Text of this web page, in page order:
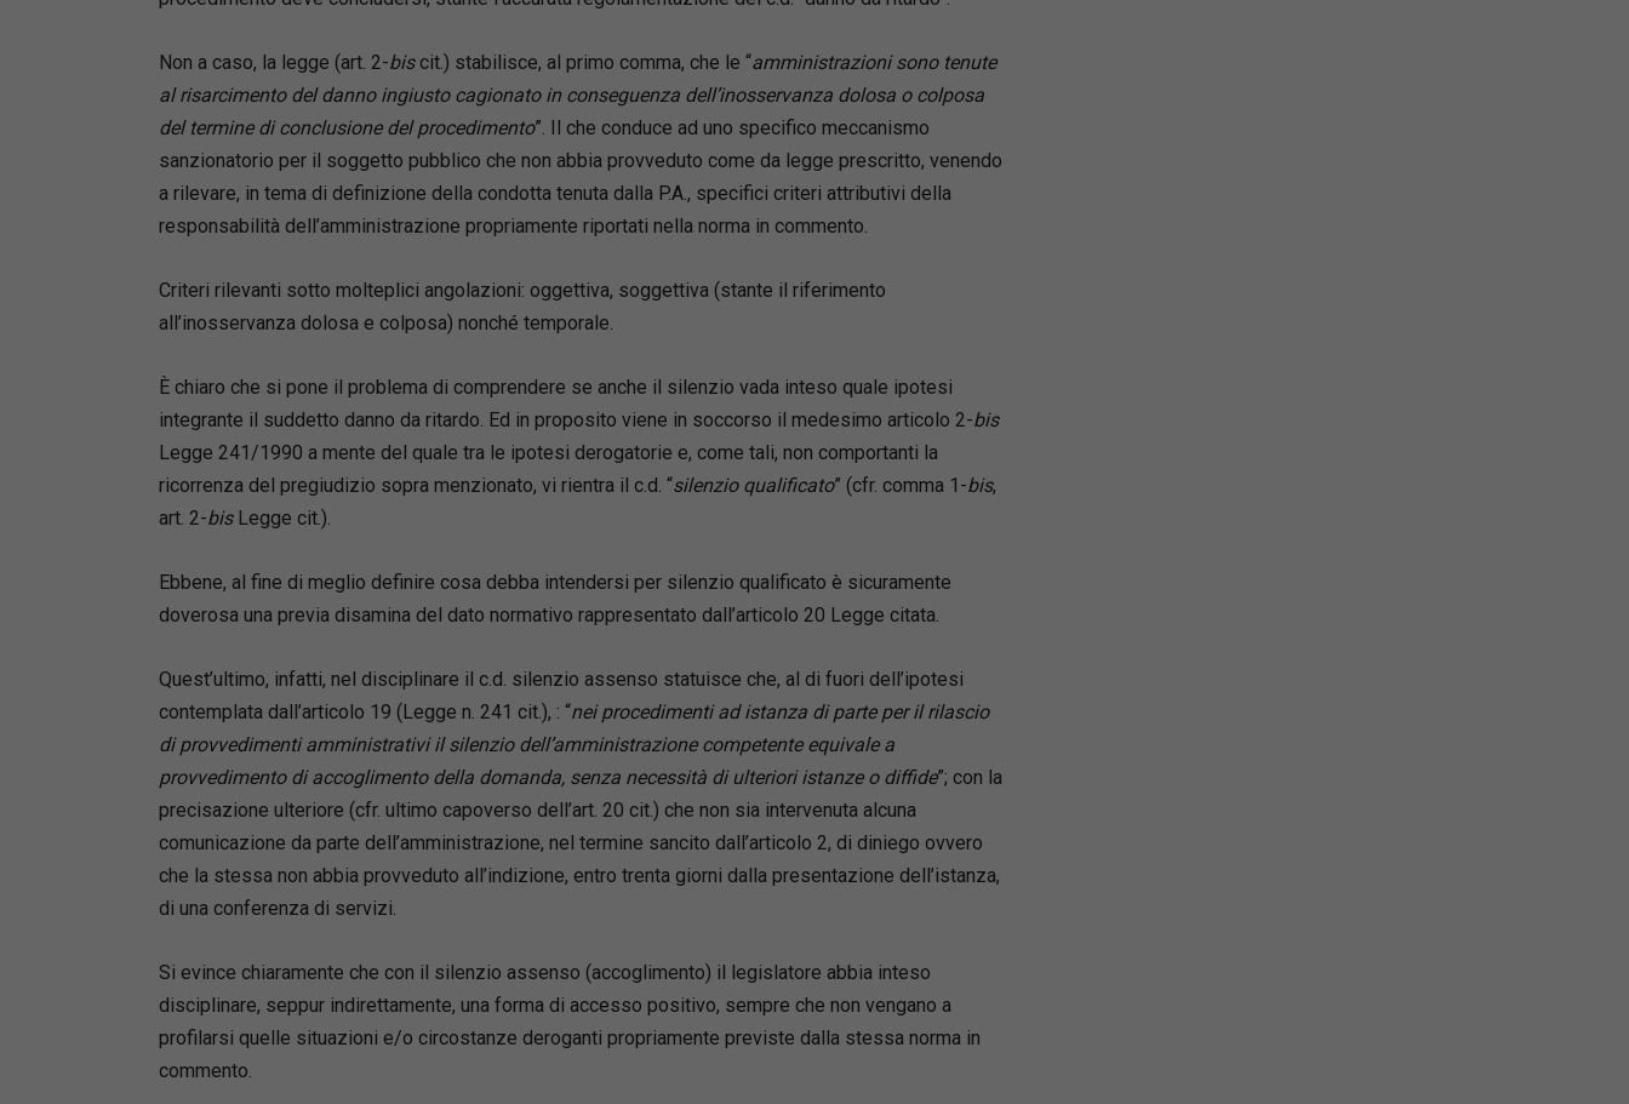
Non a caso, la legge (art. 2-biscit.) stabilisce, al primo comma, che le “amministrazioni sono tenute
al risarcimento del danno ingiusto cagionato in conseguenza dell’inosservanza dolosa o colposa
del termine di conclusione del procedimento”. Il che conduce ad uno specifico meccanismo
sanzionatorio per il soggetto pubblico che non abbia provveduto come da legge prescritto, venendo
a rilevare, in tema di definizione della condotta tenuta dalla P.A., specifici criteri attributivi della
responsabilità dell’amministrazione propriamente riportati nella norma in commento.
Criteri rilevanti sotto molteplici angolazioni: oggettiva, soggettiva (stante il riferimento
all’inosservanza dolosa e colposa) nonché temporale.
È chiaro che si pone il problema di comprendere se anche il silenzio vada inteso quale ipotesi
integrante il suddetto danno da ritardo. Ed in proposito viene in soccorso il medesimo articolo 2-bis
Legge 241/1990 a mente del quale tra le ipotesi derogatorie e, come tali, non comportanti la
ricorrenza del pregiudizio sopra menzionato, vi rientra il c.d. “silenzio qualificato” (cfr. comma 1-bis,
art. 2-bisLegge cit.).
Ebbene, al fine di meglio definire cosa debba intendersi per silenzio qualificato è sicuramente
doverosa una previa disamina del dato normativo rappresentato dall’articolo 20 Legge citata.
Quest’ultimo, infatti, nel disciplinare il c.d. silenzio assenso statuisce che, al di fuori dell’ipotesi
contemplata dall’articolo 19 (Legge n. 241 cit.), : “nei procedimenti ad istanza di parte per il rilascio
di provvedimenti amministrativi il silenzio dell’amministrazione competente equivale a
provvedimento di accoglimento della domanda, senza necessità di ulteriori istanze o diffide”; con la
precisazione ulteriore (cfr. ultimo capoverso dell’art. 20 cit.) che non sia intervenuta alcuna
comunicazione da parte dell’amministrazione, nel termine sancito dall’articolo 2, di diniego ovvero
che la stessa non abbia provveduto all’indizione, entro trenta giorni dalla presentazione dell’istanza,
di una conferenza di servizi.
Si evince chiaramente che con il silenzio assenso (accoglimento) il legislatore abbia inteso
disciplinare, seppur indirettamente, una forma di accesso positivo, sempre che non vengano a
profilarsi quelle situazioni e/o circostanze deroganti propriamente previste dalla stessa norma in
commento.